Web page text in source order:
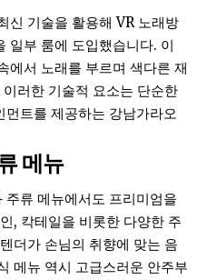
신 기술을 활용해 VR 노래방
일부 룸에 도입했습니다. 이
에서 노래를 부르며 색다른 재
러한 기술적 요소는 단순한
트를 제공하는 강남가라오
메뉴
류 메뉴에서도 프리미엄을
, 칵테일을 비롯한 다양한 주
더가 손님의 취향에 맞는 음
메뉴 역시 고급스러운 안주부